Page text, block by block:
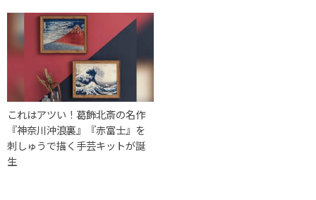
これはアツい！葛飾北斎の名作
『神奈川沖浪裏』『赤富士』を
刺しゅうで描く手芸キットが誕
生